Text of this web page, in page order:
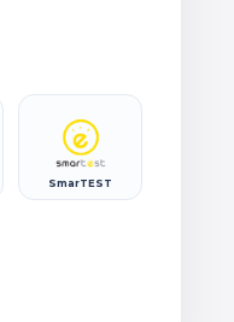
SmarTEST